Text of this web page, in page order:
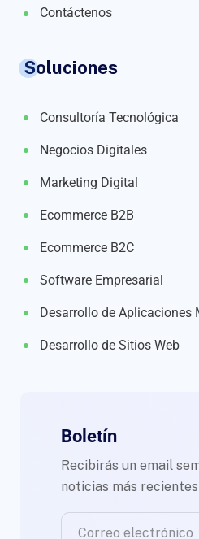
Contáctenos
Soluciones
Consultoría Tecnológica
Negocios Digitales
Marketing Digital
Ecommerce B2B
Ecommerce B2C
Software Empresarial
Desarrollo de Aplicaciones
Desarrollo de Sitios Web
Boletín
Recibirás un email
noticias más